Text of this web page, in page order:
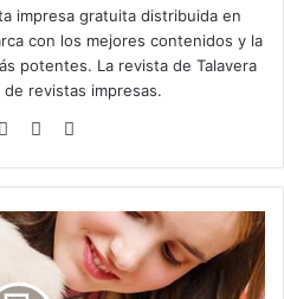
impresa gratuita distribuida en
con los mejores contenidos y la
potentes. La revista de Talavera
revistas impresas.
Fa
bo
ok
X
ra
m